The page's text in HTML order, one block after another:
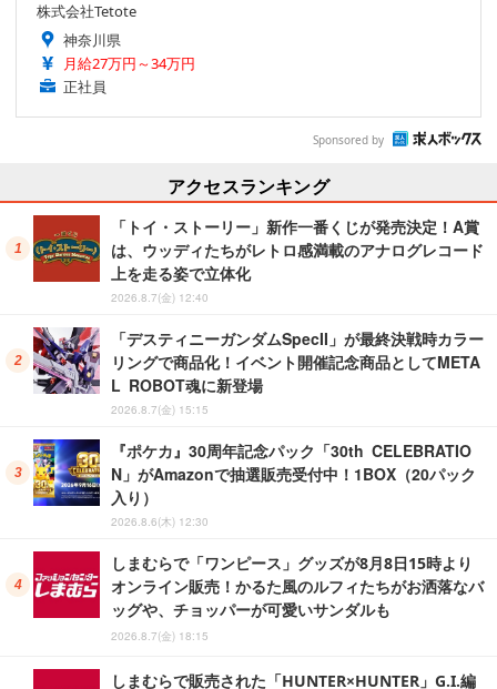
株式会社Tetote
神奈川県
月給27万円～34万円
正社員
Sponsored by
アクセスランキング
「トイ・ストーリー」新作一番くじが発売決定！A賞
は、ウッディたちがレトロ感満載のアナログレコード
上を走る姿で立体化
2026.8.7(金) 12:40
「デスティニーガンダムSpecII」が最終決戦時カラー
リングで商品化！イベント開催記念商品としてMETA
L ROBOT魂に新登場
2026.8.7(金) 15:15
『ポケカ』30周年記念パック「30th CELEBRATIO
N」がAmazonで抽選販売受付中！1BOX（20パック
入り）
2026.8.6(木) 12:30
しまむらで「ワンピース」グッズが8月8日15時より
オンライン販売！かるた風のルフィたちがお洒落なバ
ッグや、チョッパーが可愛いサンダルも
2026.8.7(金) 18:15
しまむらで販売された「HUNTER×HUNTER」G.I.編